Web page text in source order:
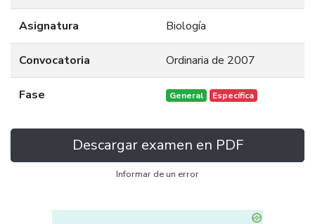
Asignatura Biología
Convocatoria Ordinaria de 2007
Fase General Específica
Descargar examen en PDF
Informar de un error